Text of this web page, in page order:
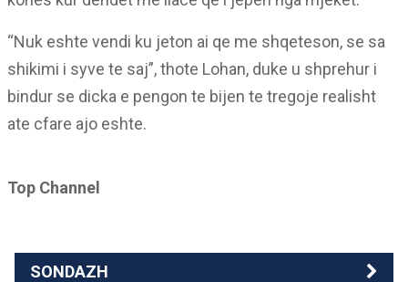
“Nuk eshte vendi ku jeton ai qe me shqeteson, se sa
shikimi i syve te saj”, thote Lohan, duke u shprehur i
bindur se dicka e pengon te bijen te tregoje realisht
ate cfare ajo eshte.
Top Channel
SONDAZH